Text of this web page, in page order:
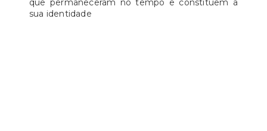
que permaneceram no tempo e constituem a
sua identidade